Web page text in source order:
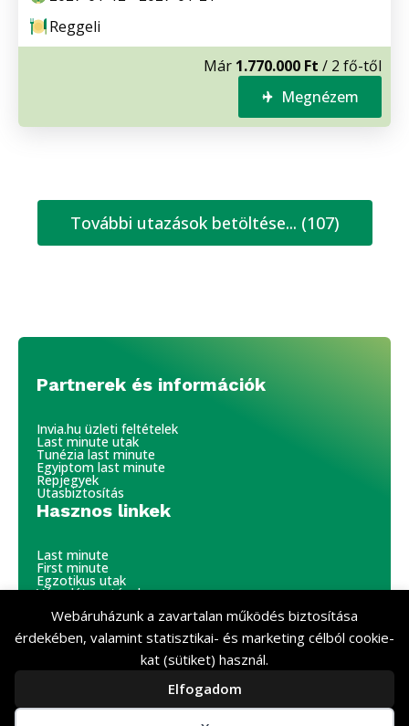
Webáruházunk a zavartalan működés biztosítása
érdekében, valamint statisztikai- és marketing célból cookie-
kat (sütiket) használ.
Elfogadom
Reggeli
Már 1.770.000 Ft / 2 fő-től
Megnézem
További utazások betöltése... (107)
Partnerek és információk
Invia.hu üzleti feltételek
Last minute utak
Tunézia last minute
Egyiptom last minute
Repjegyek
Utasbiztosítás
Hasznos linkek
Last minute
First minute
Egzotikus utak
Városlátogatások
Síutak
Belföld
Egzotikus nyaralás © 2026. Minden jog fenntartva.
Partnerünk az Invia.hu utazási iroda. Utazásainkra az